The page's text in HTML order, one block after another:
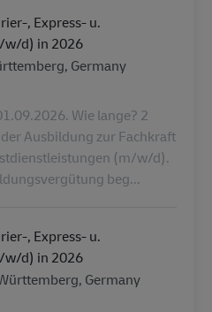
, Express- u.
w/d) in 2026
Germany
Wie lange? 2
Ausbildung zur Fachkraft
(m/w/d).
beg...
, Express- u.
w/d) in 2026
Germany